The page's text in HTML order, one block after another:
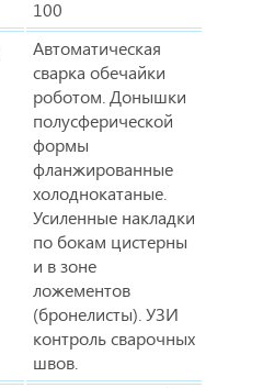
100
Автоматическая
сварка обечайки
роботом. Донышки
полусферической
формы
фланжированные
холоднокатаные.
Усиленные накладки
по бокам цистерны
и в зоне
ложементов
(бронелисты). УЗИ
контроль сварочных
швов.